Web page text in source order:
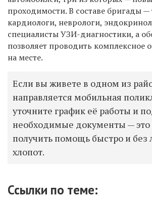
проходимости. В составе бригады —
кардиологи, неврологи,
специалисты УЗИ-диагностики, а
позволяет проводить комплексное
на месте.
Если вы живете в одном из
направляется мобильная
уточните график её работы и
необходимые документы —
получить помощь быстро и
хлопот.
Ссылки по теме: